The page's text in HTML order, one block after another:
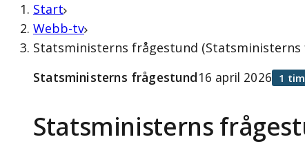
Start
Webb-tv
Statsministerns frågestund (Statsministerns
Statsministerns
Statsministerns frågestund16 april 2026 1